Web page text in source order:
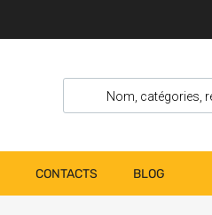
CONTACTS BLOG